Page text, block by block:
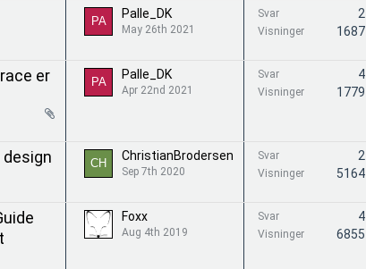
Palle_DK
May 26th 2021
Svar 2
Visninger 1687
er
Palle_DK
Apr 22nd 2021
Svar 4
Visninger 1779
ChristianBrodersen
Sep 7th 2020
Svar 2
Visninger 5164
Foxx
Aug 4th 2019
Svar 4
Visninger 6855